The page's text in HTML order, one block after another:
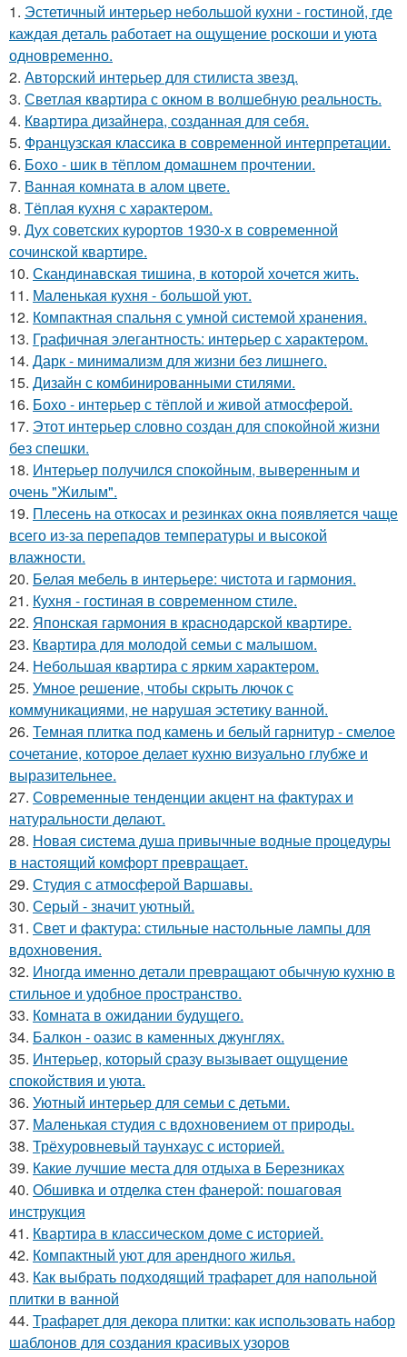
1. Эстетичный интерьер небольшой кухни - гостиной, где
каждая деталь работает на ощущение роскоши и уюта
одновременно.
2. Авторский интерьер для стилиста звезд.
3. Светлая квартира с окном в волшебную реальность.
4. Квартира дизайнера, созданная для себя.
5. Французская классика в современной интерпретации.
6. Бохо - шик в тёплом домашнем прочтении.
7. Ванная комната в алом цвете.
8. Тёплая кухня с характером.
9. Дух советских курортов 1930-х в современной
сочинской квартире.
10. Скандинавская тишина, в которой хочется жить.
11. Маленькая кухня - большой уют.
12. Компактная спальня с умной системой хранения.
13. Графичная элегантность: интерьер с характером.
14. Дарк - минимализм для жизни без лишнего.
15. Дизайн с комбинированными стилями.
16. Бохо - интерьер с тёплой и живой атмосферой.
17. Этот интерьер словно создан для спокойной жизни
без спешки.
18. Интерьер получился спокойным, выверенным и
очень "Жилым".
19. Плесень на откосах и резинках окна появляется чаще
всего из-за перепадов температуры и высокой
влажности.
20. Белая мебель в интерьере: чистота и гармония.
21. Кухня - гостиная в современном стиле.
22. Японская гармония в краснодарской квартире.
23. Квартира для молодой семьи с малышом.
24. Небольшая квартира с ярким характером.
25. Умное решение, чтобы скрыть лючок с
коммуникациями, не нарушая эстетику ванной.
26. Темная плитка под камень и белый гарнитур - смелое
сочетание, которое делает кухню визуально глубже и
выразительнее.
27. Современные тенденции акцент на фактурах и
натуральности делают.
28. Новая система душа привычные водные процедуры
в настоящий комфорт превращает.
29. Студия с атмосферой Варшавы.
30. Серый - значит уютный.
31. Свет и фактура: стильные настольные лампы для
вдохновения.
32. Иногда именно детали превращают обычную кухню в
стильное и удобное пространство.
33. Комната в ожидании будущего.
34. Балкон - оазис в каменных джунглях.
35. Интерьер, который сразу вызывает ощущение
спокойствия и уюта.
36. Уютный интерьер для семьи с детьми.
37. Маленькая студия с вдохновением от природы.
38. Трёхуровневый таунхаус с историей.
39. Какие лучшие места для отдыха в Березниках
40. Обшивка и отделка стен фанерой: пошаговая
инструкция
41. Квартира в классическом доме с историей.
42. Компактный уют для арендного жилья.
43. Как выбрать подходящий трафарет для напольной
плитки в ванной
44. Трафарет для декора плитки: как использовать набор
шаблонов для создания красивых узоров